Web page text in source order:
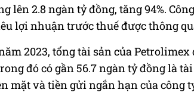
lên 2.8 ngàn tỷ đồng, tăng 94%.
lợi nhuận trước thuế được thông
2023, tổng tài sản của Petrolimex
đó có gần 56.7 ngàn tỷ đồng là
mặt và tiền gửi ngắn hạn của công